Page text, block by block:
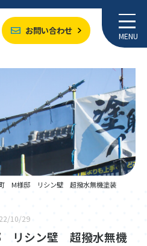
お問い合わせ MENU
М様邸 リシン壁 超撥水無機塗装
10/29
リシン壁 超撥水無機